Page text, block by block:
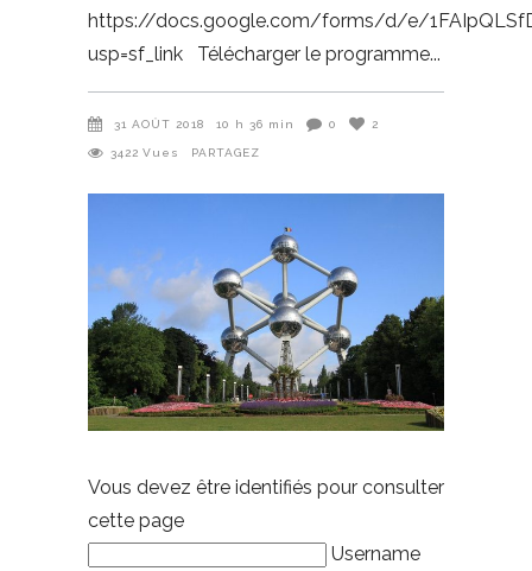
https://docs.google.com/forms/d/e/
usp=sf_link Télécharger le programme
31 AOÛT 2018 10 h 36 min 0 2
3422 Vues PARTAGEZ
Vous devez être identifiés pour consulter
cette page
Username